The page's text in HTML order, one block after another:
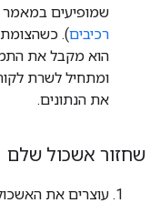
שמופיעים במאמר
רכיבים
הוא מקבל את
ומתחיל לשרת
את הנתונים.
שחזור אשכול שלם
עוצרים את